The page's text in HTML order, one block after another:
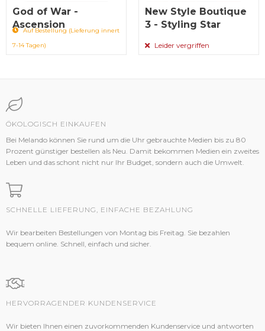
God of War -
Ascension
Auf Bestellung (Lieferung innert
7-14 Tagen)
New Style Boutique
3 - Styling Star
Leider vergriffen
ÖKOLOGISCH EINKAUFEN
Bei Melando können Sie rund um die Uhr gebrauchte Medien bis zu 80
Prozent günstiger bestellen als Neu. Damit bekommen Medien ein zweites
Leben und das schont nicht nur Ihr Budget, sondern auch die Umwelt.
SCHNELLE LIEFERUNG, EINFACHE BEZAHLUNG
Wir bearbeiten Bestellungen von Montag bis Freitag. Sie bezahlen
bequem online. Schnell, einfach und sicher.
HERVORRAGENDER KUNDENSERVICE
Wir bieten Ihnen einen zuvorkommenden Kundenservice und antworten